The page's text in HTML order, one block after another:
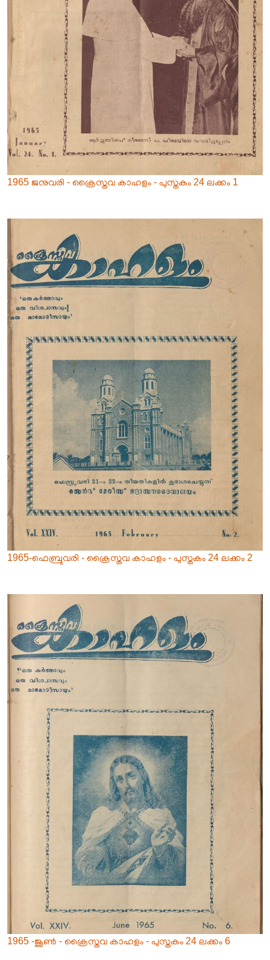
1965 ജനുവരി - ക്രൈസ്തവ കാഹളം - പുസ്തകം 24 ലക്കം 1
1965-ഫെബ്രുവരി - ക്രൈസ്തവ കാഹളം - പുസ്തകം 24 ലക്കം 2
1965 -ജൂൺ - ക്രൈസ്തവ കാഹളം - പുസ്തകം 24 ലക്കം 6